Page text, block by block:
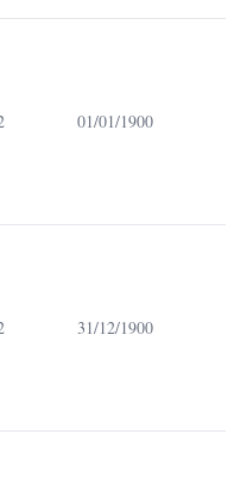
01/01/1900
31/12/1900